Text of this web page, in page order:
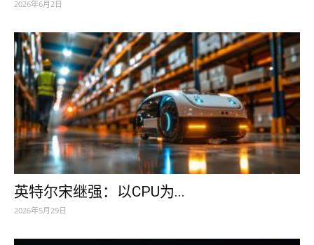
2026年6月2日
英特尔宋继强：以CPU为...
2026年5月29日